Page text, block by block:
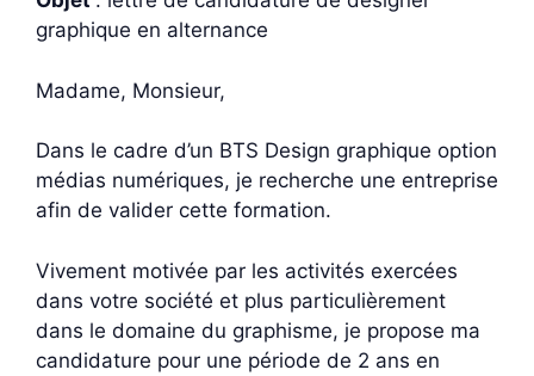
graphique en alternance
Madame, Monsieur,
Dans le cadre d’un BTS Design graphique option
médias numériques, je recherche une entreprise
afin de valider cette formation.
Vivement motivée par les activités exercées
dans votre société et plus particulièrement
dans le domaine du graphisme, je propose ma
candidature pour une période de 2 ans en